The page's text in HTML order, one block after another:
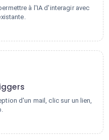
à l'IA d'interagir avec
d'un mail, clic sur un lien,